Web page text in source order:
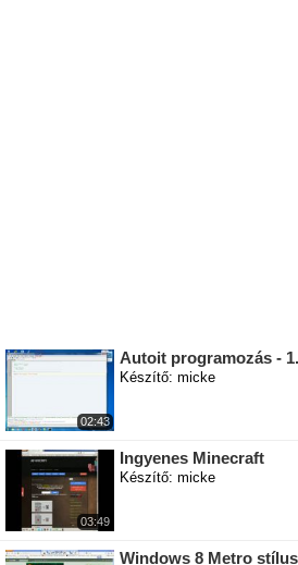
02:43
Autoit programozás -
Készítő: micke
03:49
Ingyenes Minecraft
Készítő: micke
Windows 8 Metro